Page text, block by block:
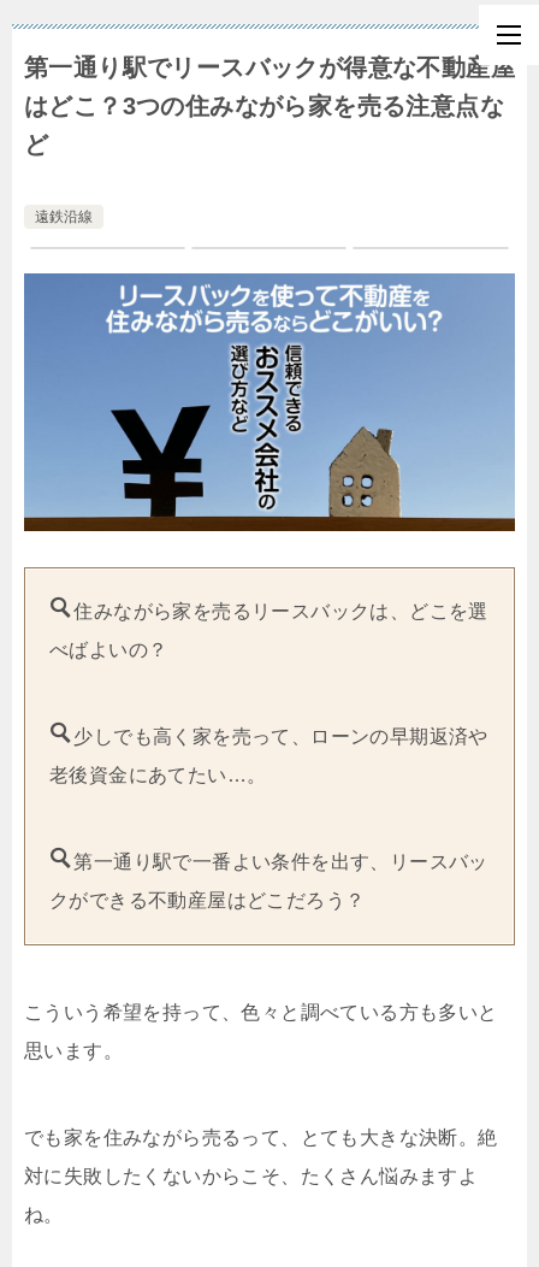
第一通り駅でリースバックが得意な不動産屋
はどこ？3つの住みながら家を売る注意点な
ど
遠鉄沿線
住みながら家を売るリースバックは、どこを選
べばよいの？
少しでも高く家を売って、ローンの早期返済や
老後資金にあてたい…。
第一通り駅で一番よい条件を出す、リースバッ
クができる不動産屋はどこだろう？
こういう希望を持って、色々と調べている方も多いと
思います。
でも家を住みながら売るって、とても大きな決断。絶
対に失敗したくないからこそ、たくさん悩みますよ
ね。